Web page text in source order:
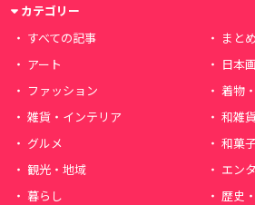
カテゴリー
すべての記事
まとめ
アート
日本
ファッション
着物
雑貨・インテリア
和雑
グルメ
和菓
観光・地域
エン
暮らし
歴史